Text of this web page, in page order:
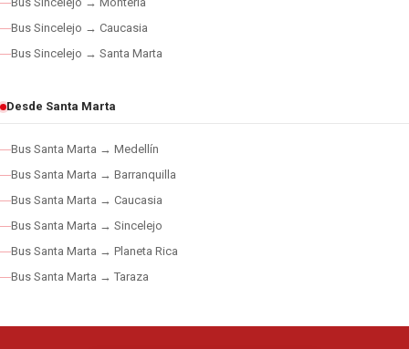
Bus Sincelejo → Caucasia
Bus Sincelejo → Santa Marta
Desde Santa Marta
Bus Santa Marta → Medellín
Bus Santa Marta → Barranquilla
Bus Santa Marta → Caucasia
Bus Santa Marta → Sincelejo
Bus Santa Marta → Planeta Rica
Bus Santa Marta → Taraza